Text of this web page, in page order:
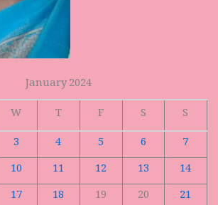
January 2024
W T F S
S
3 4 5 6
7
10 11 12 13
14
17 18 19 20
21